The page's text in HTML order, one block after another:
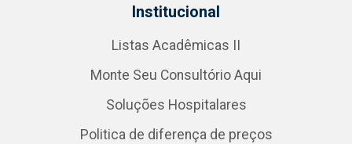
Institucional
Listas Acadêmicas II
Monte Seu Consultório Aqui
Soluções Hospitalares
Politica de diferença de preços